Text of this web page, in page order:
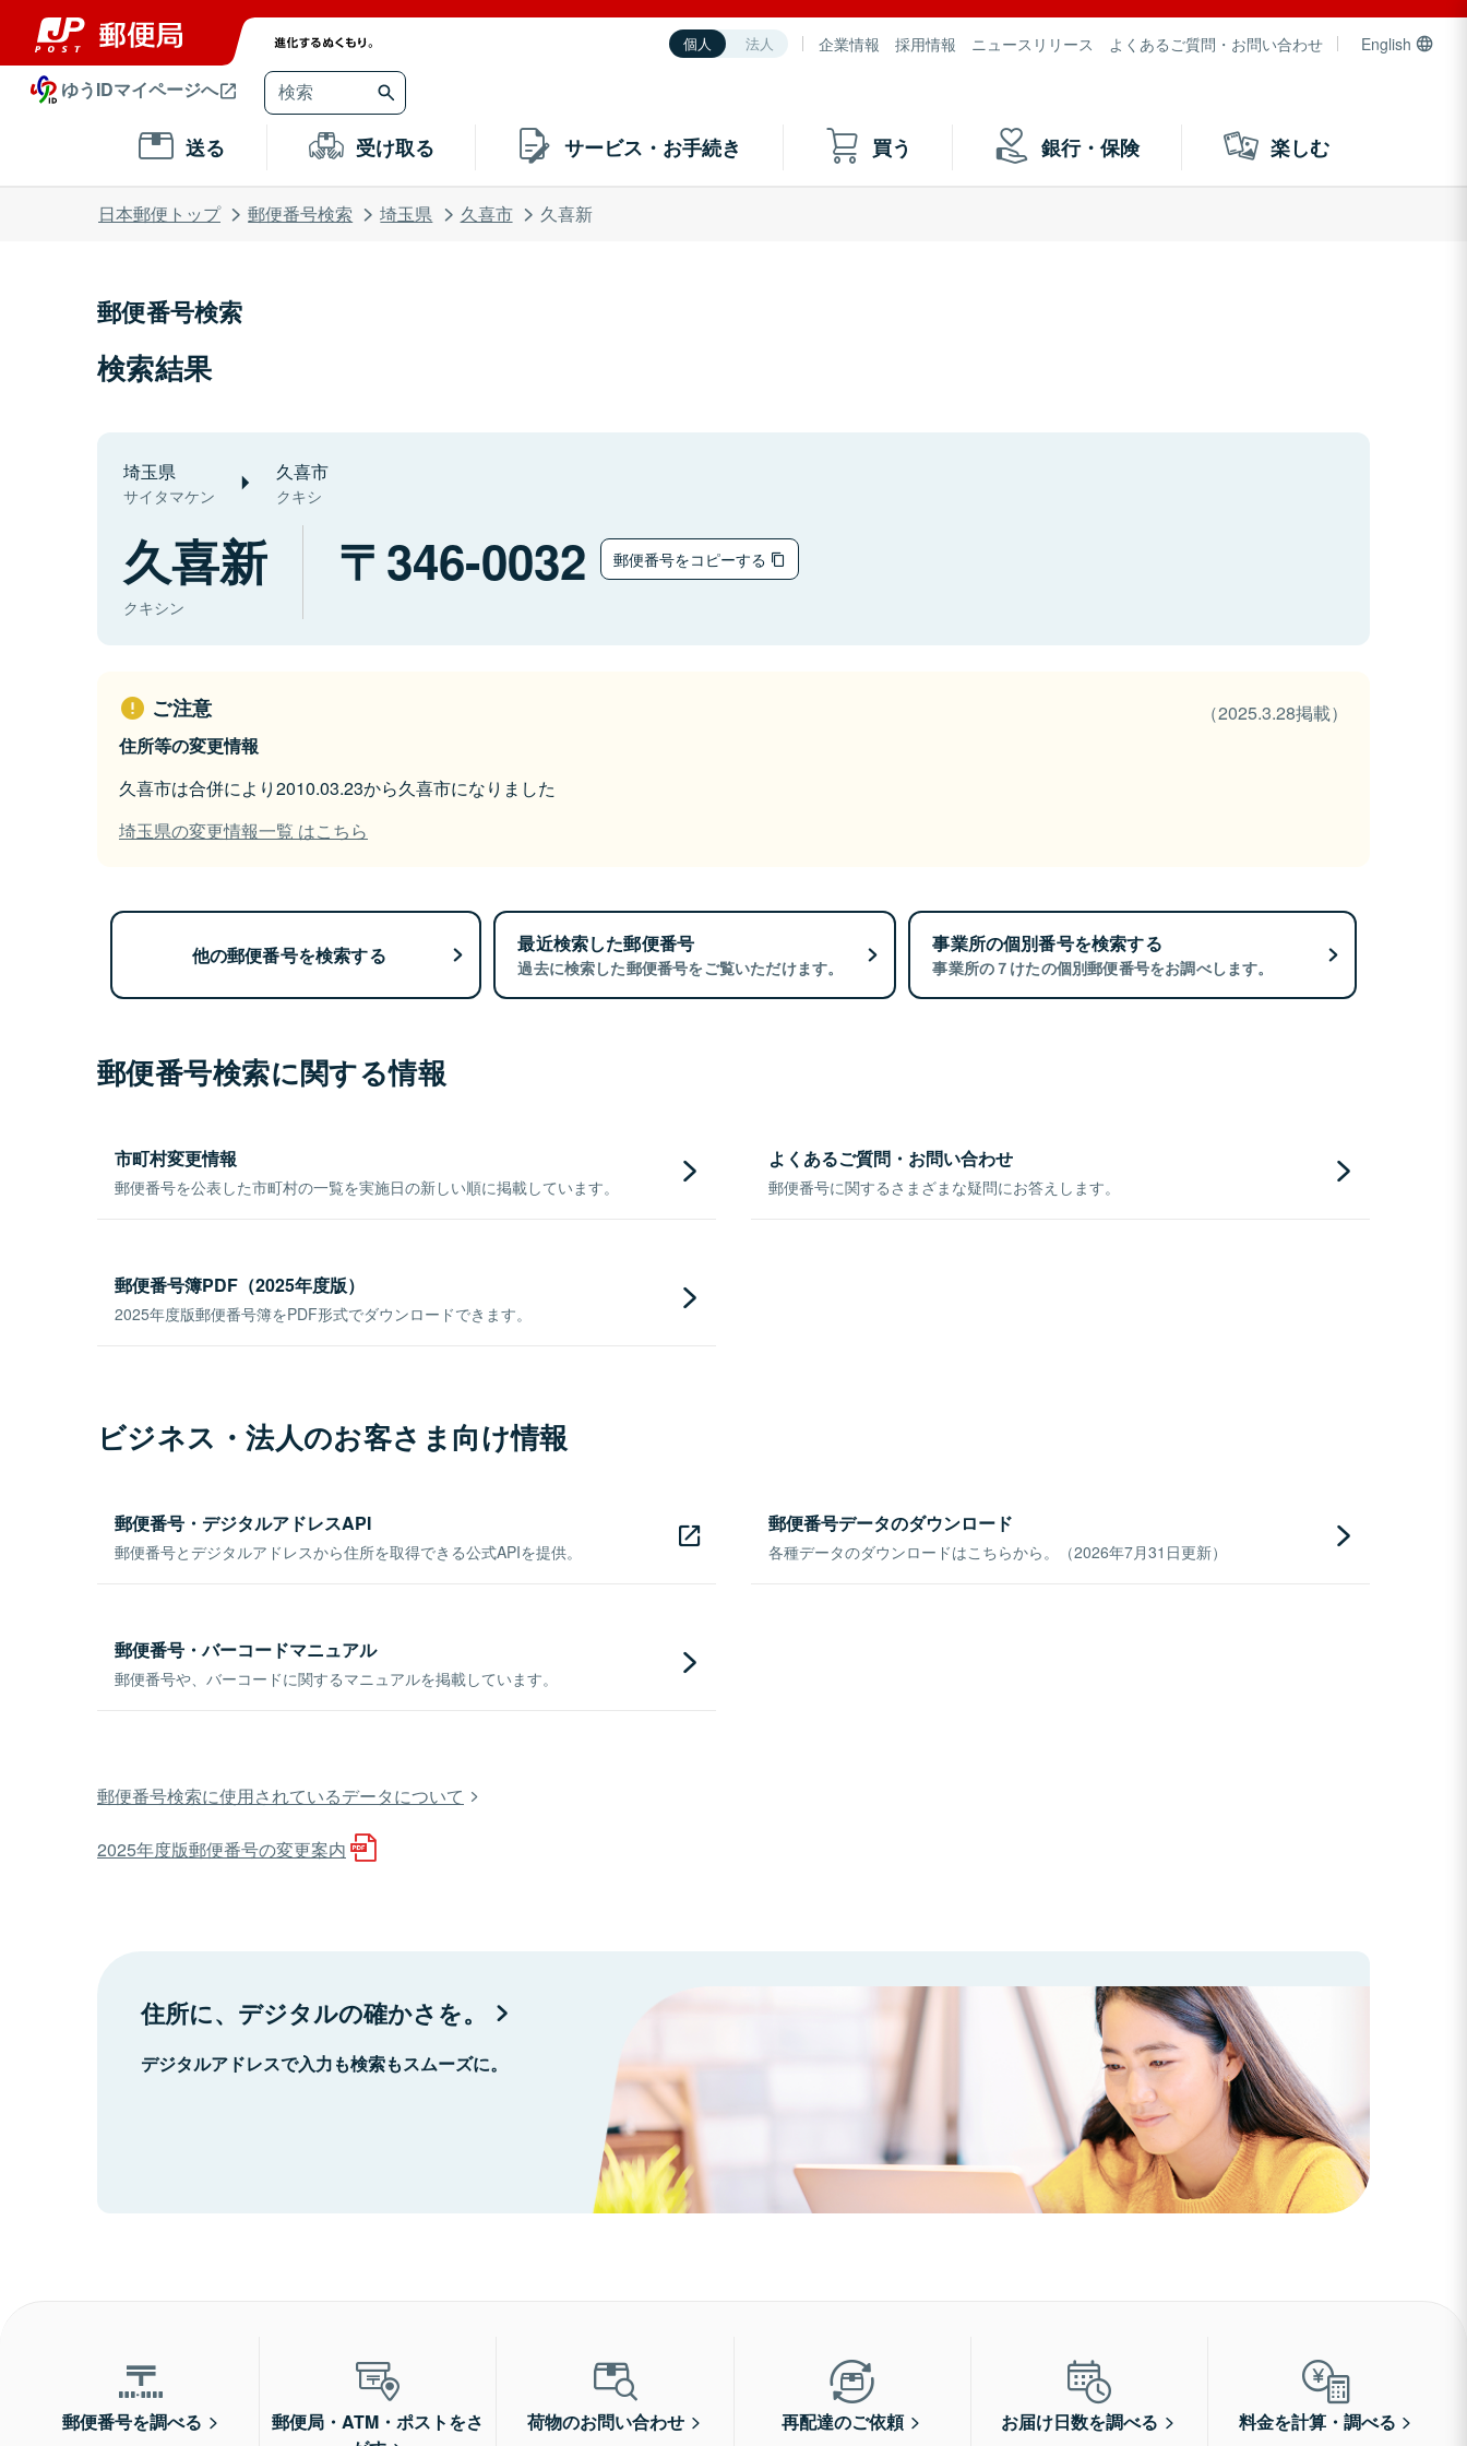
個人 法人 企業情報 採用情報 ニュースリリース よくあるご質問・お問い合わせ English
ゆうIDマイページへ
送る 受け取る サービス・お手続き 買う 銀行・保険 楽しむ
日本郵便トップ 郵便番号検索 埼玉県 久喜市 久喜新
郵便番号検索
検索結果
埼玉県
サイタマケン
久喜市
クキシ
久喜新
クキシン
346-0032 郵便番号をコピーする
ご注意
（2025.3.28掲載）
住所等の変更情報
久喜市は合併により2010.03.23から久喜市になりました
埼玉県の変更情報一覧 はこちら
他の郵便番号を検索する 最近検索した郵便番号
過去に検索した郵便番号をご覧いただけます。
事業所の個別番号を検索する
事業所の７けたの個別郵便番号をお調べします。
郵便番号検索に関する情報
市町村変更情報
郵便番号を公表した市町村の一覧を実施日の新しい順に掲載しています。
よくあるご質問・お問い合わせ
郵便番号に関するさまざまな疑問にお答えします。
郵便番号簿PDF（2025年度版）
2025年度版郵便番号簿をPDF形式でダウンロードできます。
ビジネス・法人のお客さま向け情報
郵便番号・デジタルアドレスAPI
郵便番号とデジタルアドレスから住所を取得できる公式APIを提供。
郵便番号データのダウンロード
各種データのダウンロードはこちらから。（2026年7月31日更新）
郵便番号・バーコードマニュアル
郵便番号や、バーコードに関するマニュアルを掲載しています。
郵便番号検索に使用されているデータについて
2025年度版郵便番号の変更案内
住所に、デジタルの確かさを。
デジタルアドレスで入力も検索もスムーズに。
郵便番号を調べる
郵便局・ATM・ポストをさ
荷物のお問い合わせ 再配達のご依頼 お届け日数を調べる 料金を計算・調べる